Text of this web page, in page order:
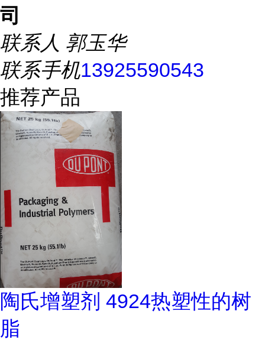
司
联系人 郭玉华
联系手机13925590543
推荐产品
陶氏增塑剂 4924热塑性的树
脂